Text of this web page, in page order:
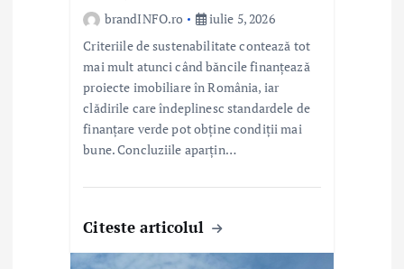
brandINFO.ro
iulie 5, 2026
Criteriile de sustenabilitate contează tot
mai mult atunci când băncile finanțează
proiecte imobiliare în România, iar
clădirile care îndeplinesc standardele de
finanțare verde pot obține condiții mai
bune. Concluziile aparțin…
Citeste articolul